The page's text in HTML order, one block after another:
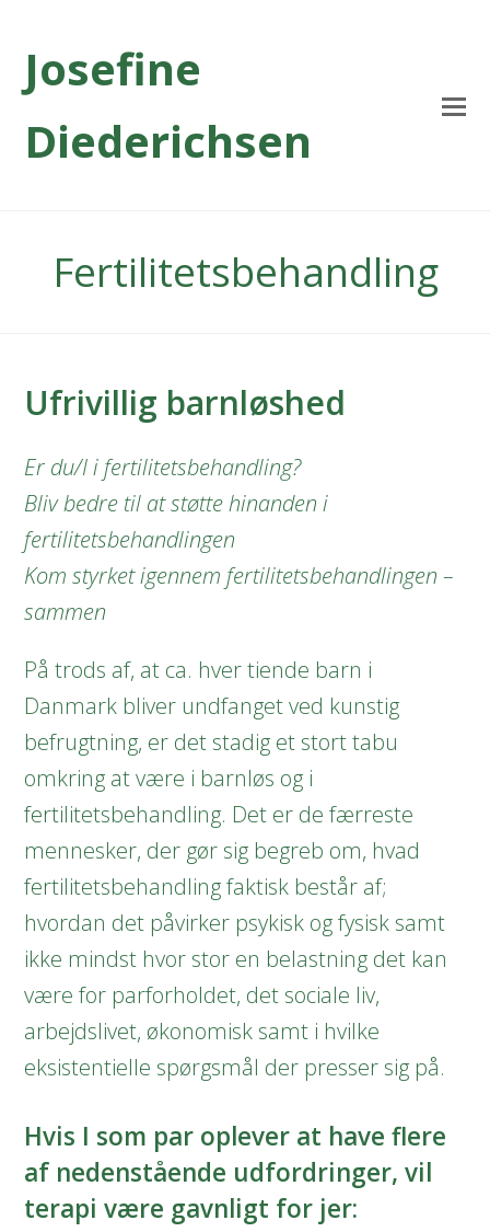
Josefine
Diederichsen
Fertilitetsbehandling
Ufrivillig barnløshed
Er du/I i fertilitetsbehandling?
Bliv bedre til at støtte hinanden i
fertilitetsbehandlingen
Kom styrket igennem fertilitetsbehandlingen –
sammen
På trods af, at ca. hver tiende barn i
Danmark bliver undfanget ved kunstig
befrugtning, er det stadig et stort tabu
omkring at være i barnløs og i
fertilitetsbehandling. Det er de færreste
mennesker, der gør sig begreb om, hvad
fertilitetsbehandling faktisk består af;
hvordan det påvirker psykisk og fysisk samt
ikke mindst hvor stor en belastning det kan
være for parforholdet, det sociale liv,
arbejdslivet, økonomisk samt i hvilke
eksistentielle spørgsmål der presser sig på.
Hvis I som par oplever at have flere
af nedenstående udfordringer, vil
terapi være gavnligt for jer: